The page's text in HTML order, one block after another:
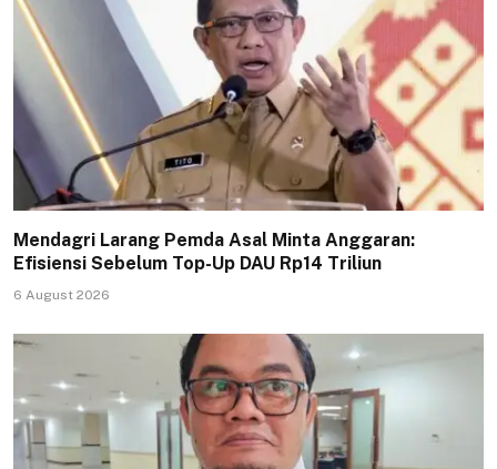
Mendagri Larang Pemda Asal Minta Anggaran:
Efisiensi Sebelum Top-Up DAU Rp14 Triliun
6 August 2026